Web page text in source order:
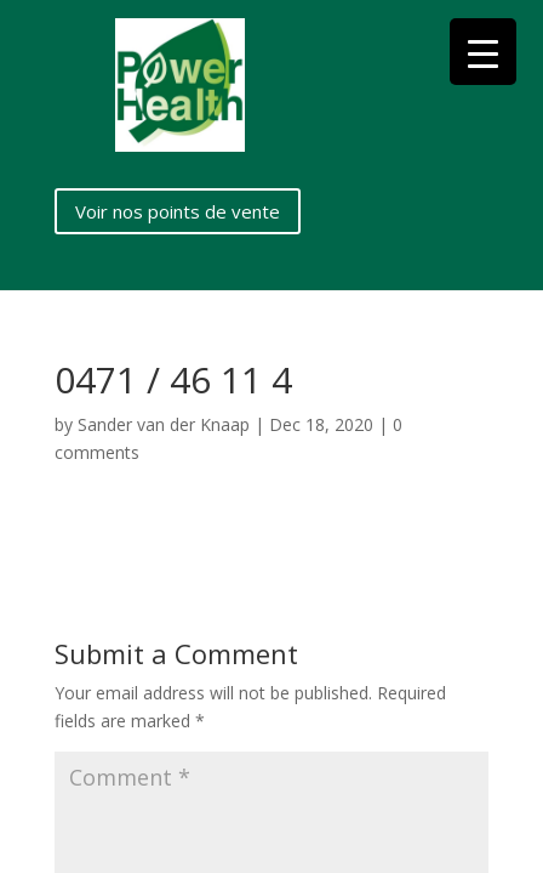
Voir nos points de vente
0471 / 46 11 4
by Sander van der Knaap | Dec 18, 2020 | 0
comments
Submit a Comment
Your email address will not be published. Required
fields are marked *